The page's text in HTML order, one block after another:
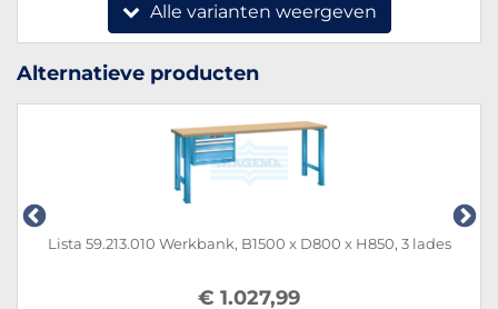
Alle varianten weergeven
Alternatieve producten
Lista 59.213.010 Werkbank, B1500 x D800 x H850, 3 lades
€ 1.027,99